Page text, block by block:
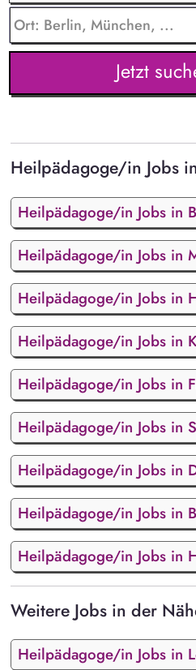
Jetzt
Heilpädagoge/in Jobs
Heilpädagoge/in Jobs in
Heilpädagoge/in Jobs in
Heilpädagoge/in Jobs in
Heilpädagoge/in Jobs in
Heilpädagoge/in Jobs in
Heilpädagoge/in Jobs in
Heilpädagoge/in Jobs in
Heilpädagoge/in Jobs in
Heilpädagoge/in Jobs in
Weitere Jobs in der
Heilpädagoge/in Jobs in